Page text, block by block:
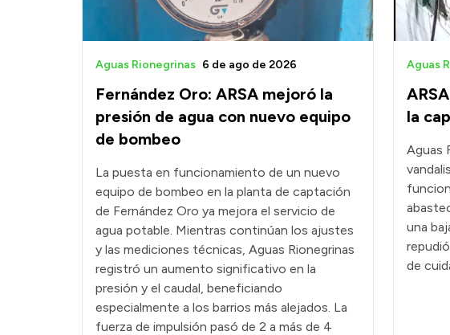
Fernández Oro: ARSA mejoró la
presión de agua con nuevo equipo
de bombeo
Aguas Rionegrinas 6 de ago de 2026
La puesta en funcionamiento de un nuevo
equipo de bombeo en la planta de captación
de Fernández Oro ya mejora el servicio de
agua potable. Mientras continúan los ajustes
y las mediciones técnicas, Aguas Rionegrinas
registró un aumento significativo en la
presión y el caudal, beneficiando
especialmente a los barrios más alejados. La
fuerza de impulsión pasó de 2 a más de 4
la
Aguas
Aguas
una
de